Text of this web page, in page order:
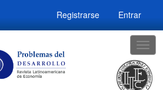
Registrarse Entrar